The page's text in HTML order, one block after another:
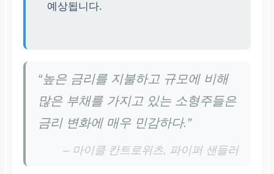
예상됩니다.
“높은 금리를 지불하고 규모에 비해
많은 부채를 가지고 있는 소형주들은
금리 변화에 매우 민감하다.”
– 마이클 칸트로위츠, 파이퍼 샌들러